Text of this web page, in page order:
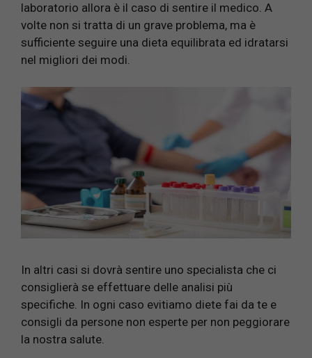
laboratorio allora è il caso di sentire il medico. A
volte non si tratta di un grave problema, ma è
sufficiente seguire una dieta equilibrata ed idratarsi
nel migliori dei modi.
In altri casi si dovrà sentire uno specialista che ci
consiglierà se effettuare delle analisi più
specifiche. In ogni caso evitiamo diete fai da te e
consigli da persone non esperte per non peggiorare
la nostra salute.